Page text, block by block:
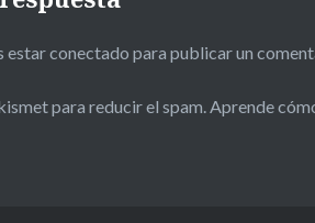
estarconectado para publicar un
para reducir el spam. Aprende